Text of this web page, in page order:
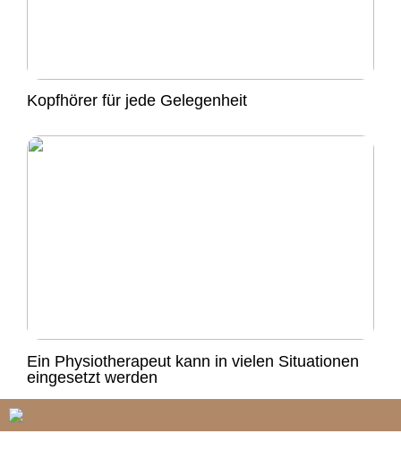
Kopfhörer für jede Gelegenheit
Ein Physiotherapeut kann in vielen Situationen
eingesetzt werden